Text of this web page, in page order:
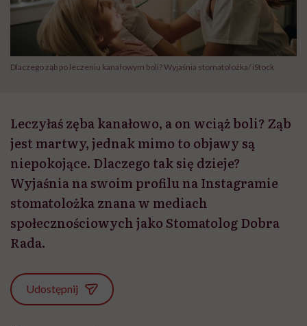
Dlaczego ząb po leczeniu kanałowym boli? Wyjaśnia stomatolożka/ iStock
Leczyłaś zęba kanałowo, a on wciąż boli? Ząb
jest martwy, jednak mimo to objawy są
niepokojące. Dlaczego tak się dzieje?
Wyjaśnia na swoim profilu na Instagramie
stomatolożka znana w mediach
społecznościowych jako Stomatolog Dobra
Rada.
Udostępnij